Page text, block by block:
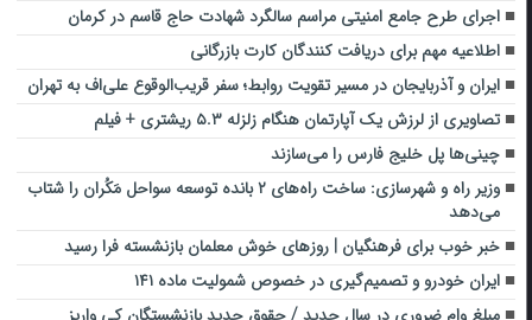
اجرای طرح جامع امنیتی مراسم سالگرد شهادت حاج قاسم در کرمان
اطلاعیه مهم برای دریافت کنندگان کارت بازرگانی
ایران و آذربایجان در مسیر تقویت روابط؛ سفر قریب‌الوقوع علی‌اف به تهران
تصاویری از لرزش یک آپارتمان هنگام زلزله ۵.۳ ریشتری + فیلم
چینی‌ها پل خلیج فارس را می‌سازند
وزیر راه و شهرسازی: ساخت راه‌های ۲ بانده توسعه سواحل مَکُران را شتاب
می‌دهد
خبر خوب برای فرهنگیان | روزهای خوش معلمان بازنشسته فرا رسید
ایران خودرو و تصمیم‌گیری در خصوص شمولیت ماده ۱۴۱